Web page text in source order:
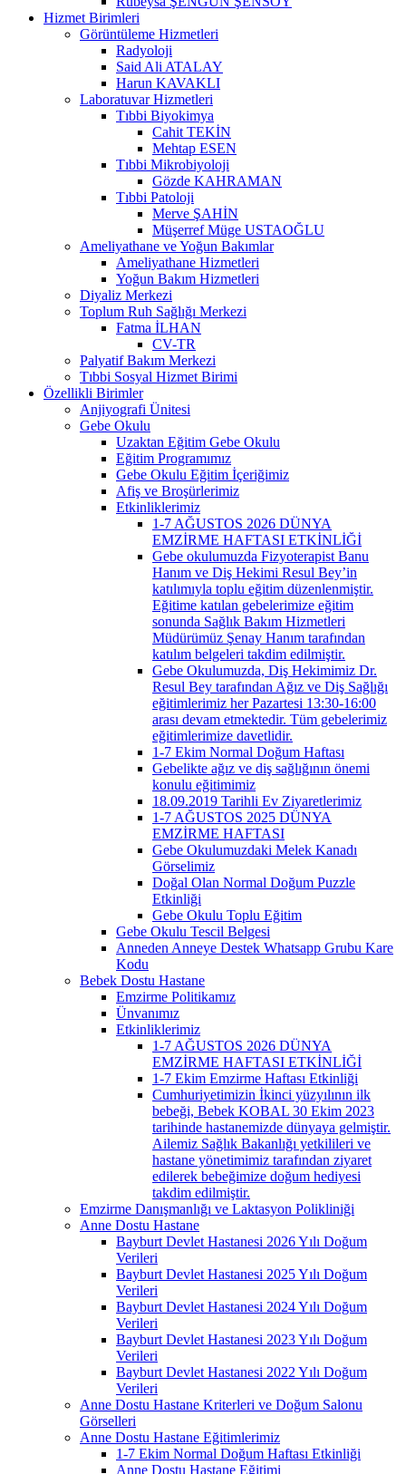
Hizmet Birimleri
Görüntüleme Hizmetleri
Radyoloji
Said Ali ATALAY
Harun KAVAKLI
Laboratuvar Hizmetleri
Tıbbi Biyokimya
Cahit TEKİN
Mehtap ESEN
Tıbbi Mikrobiyoloji
Gözde KAHRAMAN
Tıbbi Patoloji
Merve ŞAHİN
Müşerref Müge USTAOĞLU
Ameliyathane ve Yoğun Bakımlar
Ameliyathane Hizmetleri
Yoğun Bakım Hizmetleri
Diyaliz Merkezi
Toplum Ruh Sağlığı Merkezi
Fatma İLHAN
CV-TR
Palyatif Bakım Merkezi
Tıbbi Sosyal Hizmet Birimi
Özellikli Birimler
Anjiyografi Ünitesi
Gebe Okulu
Uzaktan Eğitim Gebe Okulu
Eğitim Programımız
Gebe Okulu Eğitim İçeriğimiz
Afiş ve Broşürlerimiz
Etkinliklerimiz
1-7 AĞUSTOS 2026 DÜNYA
EMZİRME HAFTASI ETKİNLİĞİ
Gebe okulumuzda Fizyoterapist Banu
Hanım ve Diş Hekimi Resul Bey’in
katılımıyla toplu eğitim düzenlenmiştir.
Eğitime katılan gebelerimize eğitim
sonunda Sağlık Bakım Hizmetleri
Müdürümüz Şenay Hanım tarafından
katılım belgeleri takdim edilmiştir.
Gebe Okulumuzda, Diş Hekimimiz Dr.
Resul Bey tarafından Ağız ve Diş Sağlığı
eğitimlerimiz her Pazartesi 13:30-16:00
arası devam etmektedir. Tüm gebelerimiz
eğitimlerimize davetlidir.
1-7 Ekim Normal Doğum Haftası
Gebelikte ağız ve diş sağlığının önemi
konulu eğitimimiz
18.09.2019 Tarihli Ev Ziyaretlerimiz
1-7 AĞUSTOS 2025 DÜNYA
EMZİRME HAFTASI
Gebe Okulumuzdaki Melek Kanadı
Görselimiz
Doğal Olan Normal Doğum Puzzle
Etkinliği
Gebe Okulu Toplu Eğitim
Gebe Okulu Tescil Belgesi
Anneden Anneye Destek Whatsapp Grubu Kare
Kodu
Bebek Dostu Hastane
Emzirme Politikamız
Ünvanımız
Etkinliklerimiz
1-7 AĞUSTOS 2026 DÜNYA
EMZİRME HAFTASI ETKİNLİĞİ
1-7 Ekim Emzirme Haftası Etkinliği
Cumhuriyetimizin İkinci yüzyılının ilk
bebeği, Bebek KOBAL 30 Ekim 2023
tarihinde hastanemizde dünyaya gelmiştir.
Ailemiz Sağlık Bakanlığı yetkilileri ve
hastane yönetimimiz tarafından ziyaret
edilerek bebeğimize doğum hediyesi
takdim edilmiştir.
Emzirme Danışmanlığı ve Laktasyon Polikliniği
Anne Dostu Hastane
Bayburt Devlet Hastanesi 2026 Yılı Doğum
Verileri
Bayburt Devlet Hastanesi 2025 Yılı Doğum
Verileri
Bayburt Devlet Hastanesi 2024 Yılı Doğum
Verileri
Bayburt Devlet Hastanesi 2023 Yılı Doğum
Verileri
Bayburt Devlet Hastanesi 2022 Yılı Doğum
Verileri
Anne Dostu Hastane Kriterleri ve Doğum Salonu
Görselleri
Anne Dostu Hastane Eğitimlerimiz
1-7 Ekim Normal Doğum Haftası Etkinliği
Anne Dostu Hastane Eğitimi